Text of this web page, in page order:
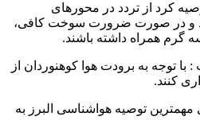
کرد از تردد در محورهای
و در صورت ضرورت سوخت کافی،
گرم همراه داشته باشند.
توجه به برودت هوا کوهنوردان از
کنند.
توصیه هواشناسی البرز به